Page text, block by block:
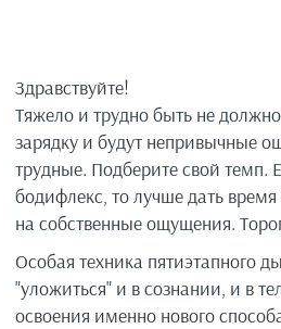
Здравствуйте!
Тяжело и трудно быть не
зарядку и будут непривычные
трудные. Подберите свой темп.
бодифлекс, то лучше дать
на собственные ощущения.
Особая техника пятиэтапного
"уложиться" и в сознании, и в
освоения именно нового